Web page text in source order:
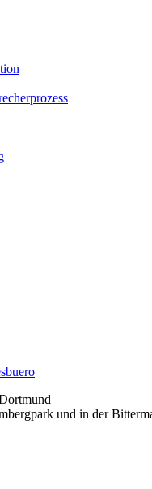
und in der